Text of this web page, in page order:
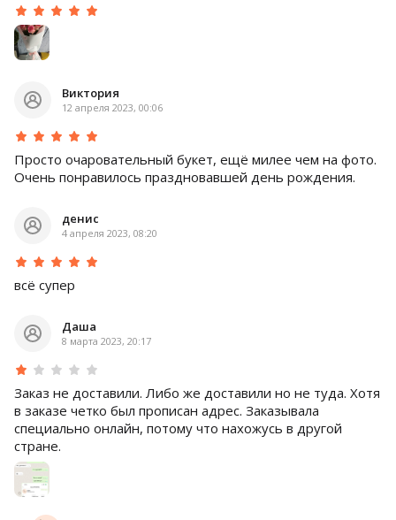
Виктория
12 апреля 2023, 00:06
Просто очаровательный букет, ещё милее чем на фото.
Очень понравилось праздновавшей день рождения.
денис
4 апреля 2023, 08:20
всё супер
Даша
8 марта 2023, 20:17
Заказ не доставили. Либо же доставили но не туда. Хотя
в заказе четко был прописан адрес. Заказывала
специально онлайн, потому что нахожусь в другой
стране.